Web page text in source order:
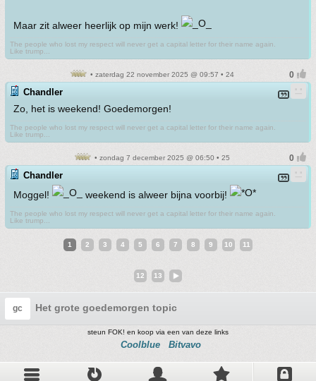
Maar zit alweer heerlijk op mijn werk!
The people who lost my respect will never get a capital letter for their name again.
Like trump...
• zaterdag 22 november 2025 @ 09:57 • 24
Chandler
Zo, het is weekend! Goedemorgen!
The people who lost my respect will never get a capital letter for their name again.
Like trump...
• zondag 7 december 2025 @ 06:50 • 25
Chandler
Moggel! weekend is alweer bijna voorbij!
The people who lost my respect will never get a capital letter for their name again.
Like trump...
1 2 3 4 5 6 7 8 9 10 11
12 13
gc Het grote goedemorgen topic
steun FOK! en koop via een van deze links
Coolblue Bitvavo